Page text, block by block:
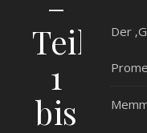
Teil
1
bis
Der